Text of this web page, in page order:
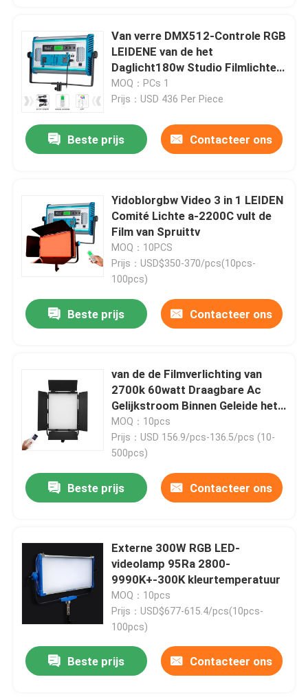
Thuis
Video's
Over ons
Fabriekstocht
Neem contact met ons op
Nieuws
Gevallen
Van verre DMX512-Controle RGB
LEIDENE van de het
Daglicht180w Studio Filmlichten
de Lichte Comités
MOQ：PCs 1
Prijs：USD 436 Per Piece
Beste prijs Contacteer ons
Yidoblorgbw Video 3 in 1 LEIDEN
Comité Lichte a-2200C vult de
Film van Spruittv
MOQ：10PCS
Prijs：USD$350-370/pcs(10pcs-
100pcs)
Beste prijs Contacteer ons
van de de Filmverlichting van
2700k 60watt Draagbare Ac
Gelijkstroom Binnen Geleide het
Comité van de Machts Volledige
Kleur Lichten
MOQ：10pcs
Prijs：USD 156.9/pcs-136.5/pcs (10-
500pcs)
Beste prijs Contacteer ons
Externe 300W RGB LED-
videolamp 95Ra 2800-
9990K+-300K kleurtemperatuur
MOQ：10pcs
Prijs：USD$677-615.4/pcs(10pcs-
100pcs)
Beste prijs Contacteer ons